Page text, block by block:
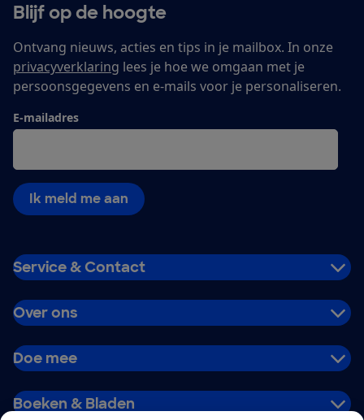
Blijf op de hoogte
Ontvang nieuws, acties en tips in je mailbox. In onze
privacyverklaring lees je hoe we omgaan met je
persoonsgegevens en e-mails voor je personaliseren.
E-mailadres
Ik meld me aan
Service & Contact
Over ons
Doe mee
Boeken & Bladen